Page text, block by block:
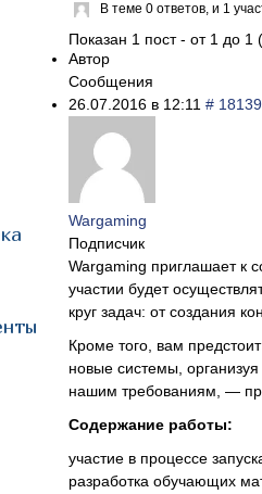
В теме 0 ответов, и 1
Показан 1 пост - от 1 до 1
Автор
Сообщения
26.07.2016 в 12:11 # 18139
Wargaming
Подписчик
Wargaming приглашает к
участии будет
круг задач: от создания
Кроме того, вам
новые системы,
нашим требованиям, —
Содержание работы:
участие в процессе
разработка обучающих